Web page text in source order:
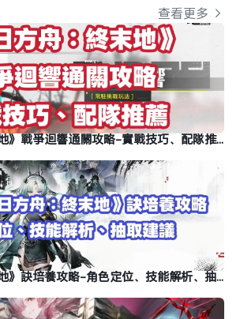
查看更多
《明日方舟：終末地》戰爭迴響通關攻略-實戰技巧、配隊推薦
《明日方舟：終末地》訣培養攻略-角色定位、技能解析、抽取建議